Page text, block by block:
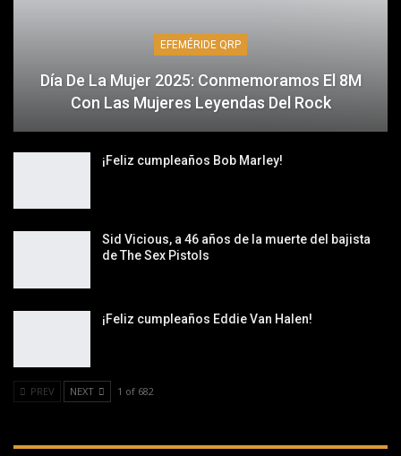
EFEMÉRIDE QRP
Día De La Mujer 2025: Conmemoramos El 8M
Con Las Mujeres Leyendas Del Rock
¡Feliz cumpleaños Bob Marley!
Sid Vicious, a 46 años de la muerte del bajista
de The Sex Pistols
¡Feliz cumpleaños Eddie Van Halen!
PREV NEXT 1 of 682